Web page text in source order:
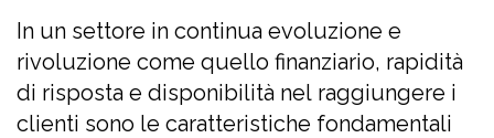
In un settore in continua evoluzione e
rivoluzione come quello finanziario, rapidità
di risposta e disponibilità nel raggiungere i
clienti sono le caratteristiche fondamentali